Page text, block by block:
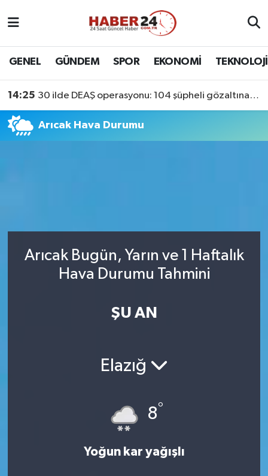
GENEL GÜNDEM SPOR EKONOMİ TEKNOLOJİ
14:25 30 ilde DEAŞ operasyonu: 104 şüpheli gözaltına alındı
Arıcak Hava Durumu
Arıcak Bugün, Yarın ve 1 Haftalık
Hava Durumu Tahmini
ŞU AN
Elazığ
8°
Yoğun kar yağışlı
Nöbetçi Eczaneler
Haber Arşivi